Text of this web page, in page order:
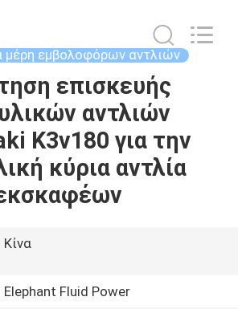
μέρη εμβολοφόρων αντλιών
επισκευής
αντλιών
K3v180 για την
κύρια αντλία
Κίνα
Elephant Fluid Power